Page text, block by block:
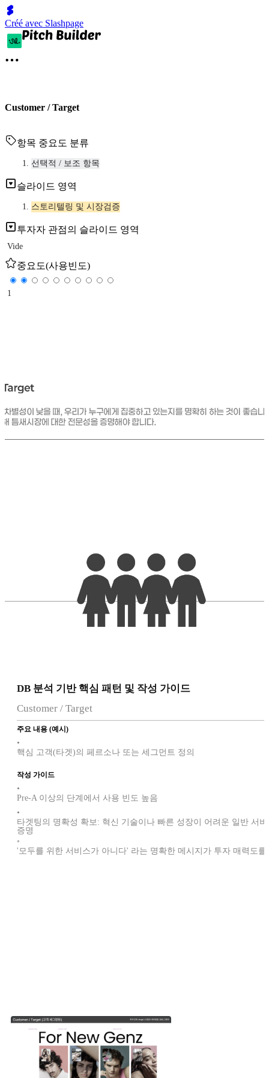
Créé avec Slashpage
Customer / Target
항목 중요도 분류
선택적 / 보조 항목
슬라이드 영역
스토리텔링 및 시장검증
투자자 관점의 슬라이드 영역
Vide
중요도(사용빈도)
1
DB 분석 기반 핵심 패턴 및 작성 가이드
Customer / Target
주요 내용 (예시)
•
핵심 고객(타겟)의 페르소나 또는 세그먼트 정의
작성 가이드
•
Pre-A 이상의 단계에서 사용 빈도 높음
•
타겟팅의 명확성 확보: 혁신 기술이나 빠른 성장이 어려운 일반 서
증명
◦
'모두를 위한 서비스가 아니다' 라는 명확한 메시지가 투자 매력도